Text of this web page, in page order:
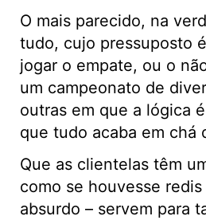
O mais parecido, na
tudo, cujo pressuposto
jogar o empate, ou o
um campeonato de
outras em que a lógica
que tudo acaba em chá
Que as clientelas têm
como se houvesse
absurdo – servem para